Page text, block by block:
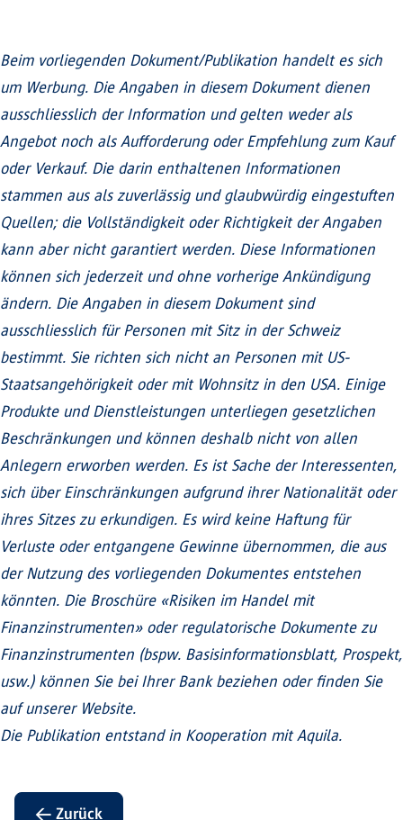
Beim vorliegenden Dokument/Publikation handelt es sich
um Werbung. Die Angaben in diesem Dokument dienen
ausschliesslich der Information und gelten weder als
Angebot noch als Aufforderung oder Empfehlung zum Kauf
oder Verkauf. Die darin enthaltenen Informationen
stammen aus als zuverlässig und glaubwürdig eingestuften
Quellen; die Vollständigkeit oder Richtigkeit der Angaben
kann aber nicht garantiert werden. Diese Informationen
können sich jederzeit und ohne vorherige Ankündigung
ändern. Die Angaben in diesem Dokument sind
ausschliesslich für Personen mit Sitz in der Schweiz
bestimmt. Sie richten sich nicht an Personen mit US-
Staatsangehörigkeit oder mit Wohnsitz in den USA. Einige
Produkte und Dienstleistungen unterliegen gesetzlichen
Beschränkungen und können deshalb nicht von allen
Anlegern erworben werden. Es ist Sache der Interessenten,
sich über Einschränkungen aufgrund ihrer Nationalität oder
ihres Sitzes zu erkundigen. Es wird keine Haftung für
Verluste oder entgangene Gewinne übernommen, die aus
der Nutzung des vorliegenden Dokumentes entstehen
könnten. Die Broschüre «Risiken im Handel mit
Finanzinstrumenten» oder regulatorische Dokumente zu
Finanzinstrumenten (bspw. Basisinformationsblatt, Prospekt,
usw.) können Sie bei Ihrer Bank beziehen oder finden Sie
auf unserer Website.
Die Publikation entstand in Kooperation mit Aquila.
← Zurück